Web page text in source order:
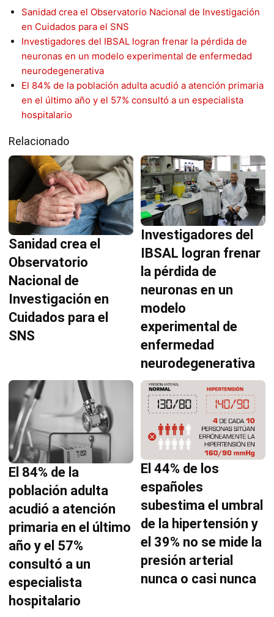
Sanidad crea el Observatorio Nacional de Investigación
en Cuidados para el SNS
Investigadores del IBSAL logran frenar la pérdida de
neuronas en un modelo experimental de enfermedad
neurodegenerativa
El 84% de la población adulta acudió a atención primaria
en el último año y el 57% consultó a un especialista
hospitalario
Relacionado
Sanidad crea el
Observatorio
Nacional de
Investigación en
Cuidados para el
SNS
Investigadores del
IBSAL logran frenar
la pérdida de
neuronas en un
modelo
experimental de
enfermedad
neurodegenerativa
El 84% de la
población adulta
acudió a atención
primaria en el último
año y el 57%
consultó a un
especialista
hospitalario
El 44% de los
españoles
subestima el umbral
de la hipertensión y
el 39% no se mide la
presión arterial
nunca o casi nunca